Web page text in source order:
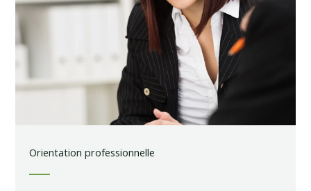
Orientation professionnelle